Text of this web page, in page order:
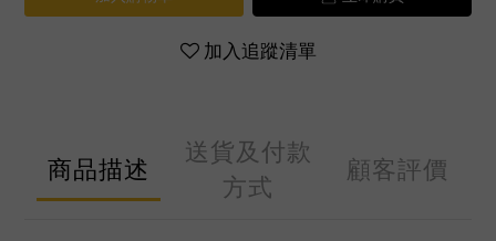
加入追蹤清單
商品描述
送貨及付款
方式
顧客評價